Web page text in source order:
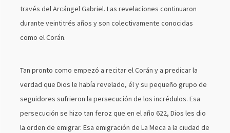
través del Arcángel Gabriel. Las revelaciones continuaron
durante veintitrés años y son colectivamente conocidas
como el Corán.
Tan pronto como empezó a recitar el Corán y a predicar la
verdad que Dios le había revelado, él y su pequeño grupo de
seguidores sufrieron la persecución de los incrédulos. Esa
persecución se hizo tan feroz que en el año 622, Dios les dio
la orden de emigrar. Esa emigración de La Meca a la ciudad de